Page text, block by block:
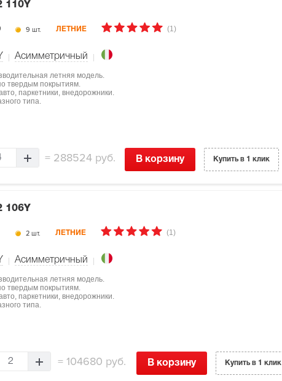
110Y
9 шт. ЛЕТНИЕ (1)
Асимметричный
летняя модель.
твердым покрытиям.
паркетники, внедорожники.
типа.
= 288524 руб. В корзину Купить в 1 клик
106Y
2 шт. ЛЕТНИЕ (1)
Асимметричный
летняя модель.
твердым покрытиям.
паркетники, внедорожники.
типа.
2 = 104680 руб. В корзину Купить в 1 клик